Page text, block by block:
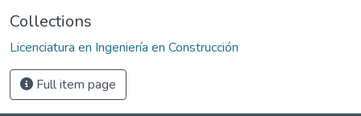
Collections
Licenciatura en Ingeniería en Construcción
Full item page